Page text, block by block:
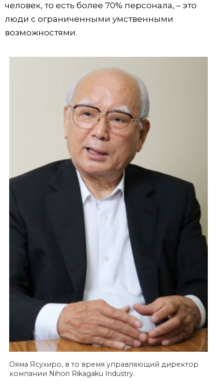
человек, то есть более 70% персонала, – это
люди с ограниченными умственными
возможностями.
Ояма Ясухиро, в то время управляющий директор
компании Nihon Rikagaku Industry.